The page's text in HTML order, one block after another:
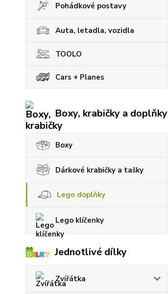
Pohádkové postavy
Auta, letadla, vozidla
TOOLO
Cars + Planes
Boxy, krabičky a doplňky
Boxy
Dárkové krabičky a tašky
Lego doplňky
Lego klíčenky
Jednotlivé dílky
Zvířátka